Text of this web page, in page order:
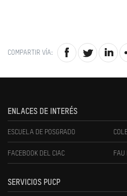
COMPARTIR VÍA:
ENLACES DE INTERÉS
ESCUELA DE POSGRADO
FACEBOOK DEL CIAC FAU
SERVICIOS PUCP